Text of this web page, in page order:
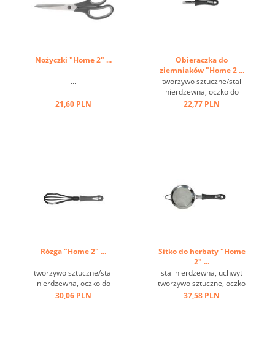
Nożyczki "Home 2" ...
...
21,60 PLN
Obieraczka do
ziemniaków "Home 2 ...
tworzywo sztuczne/stal
nierdzewna, oczko do
zawieszania ...
22,77 PLN
Rózga "Home 2" ...
tworzywo sztuczne/stal
nierdzewna, oczko do
zawieszenia, czarna ...
30,06 PLN
Sitko do herbaty "Home
2" ...
stal nierdzewna, uchwyt
tworzywo sztuczne, oczko
do zawieszania, haczyk ...
37,58 PLN